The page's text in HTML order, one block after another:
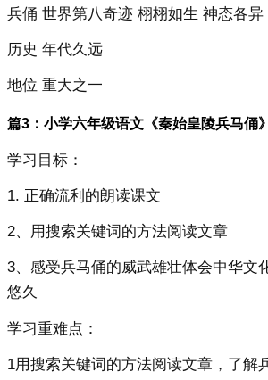
兵俑 世界第八奇迹 栩栩如生 神态各异
历史 年代久远
地位 重大之一
篇3：小学六年级语文《秦始皇陵兵马俑
学习目标：
1. 正确流利的朗读课文
2、用搜索关键词的方法阅读文章
3、感受兵马俑的威武雄壮体会中华文
悠久
学习重难点：
1用搜索关键词的方法阅读文章，了解